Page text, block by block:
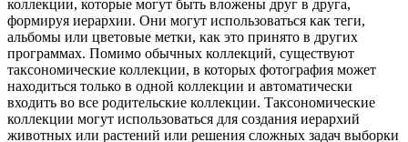
коллекции, которые могут быть вложены друг в друга,
формируя иерархии. Они могут использоваться как теги,
альбомы или цветовые метки, как это принято в других
программах. Помимо обычных коллекций, существуют
таксономические коллекции, в которых фотография может
находиться только в одной коллекции и автоматически
входить во все родительские коллекции. Таксономические
коллекции могут использоваться для создания иерархий
животных или растений или решения сложных задач выборки